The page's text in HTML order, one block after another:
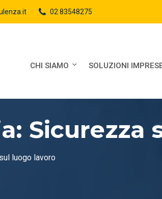
02 83548275
CHI SIAMO SOLUZIONI
Sicurezza
luogo lavoro